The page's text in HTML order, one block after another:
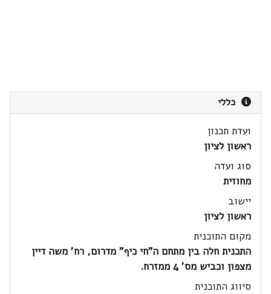
כללי
ועדת תכנון
ראשון לציון
סוג ועדה
מחוזית
יישוב
ראשון לציון
מקום התוכנית
התכנית חלה בין מתחם ה"חי כיף" מדרום, רח' משה דיין
מצפון וכביש מס' 4 ממזרח.
סיווג התוכנית